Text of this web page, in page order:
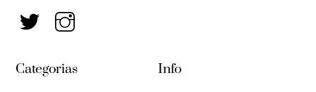
Categorias Info